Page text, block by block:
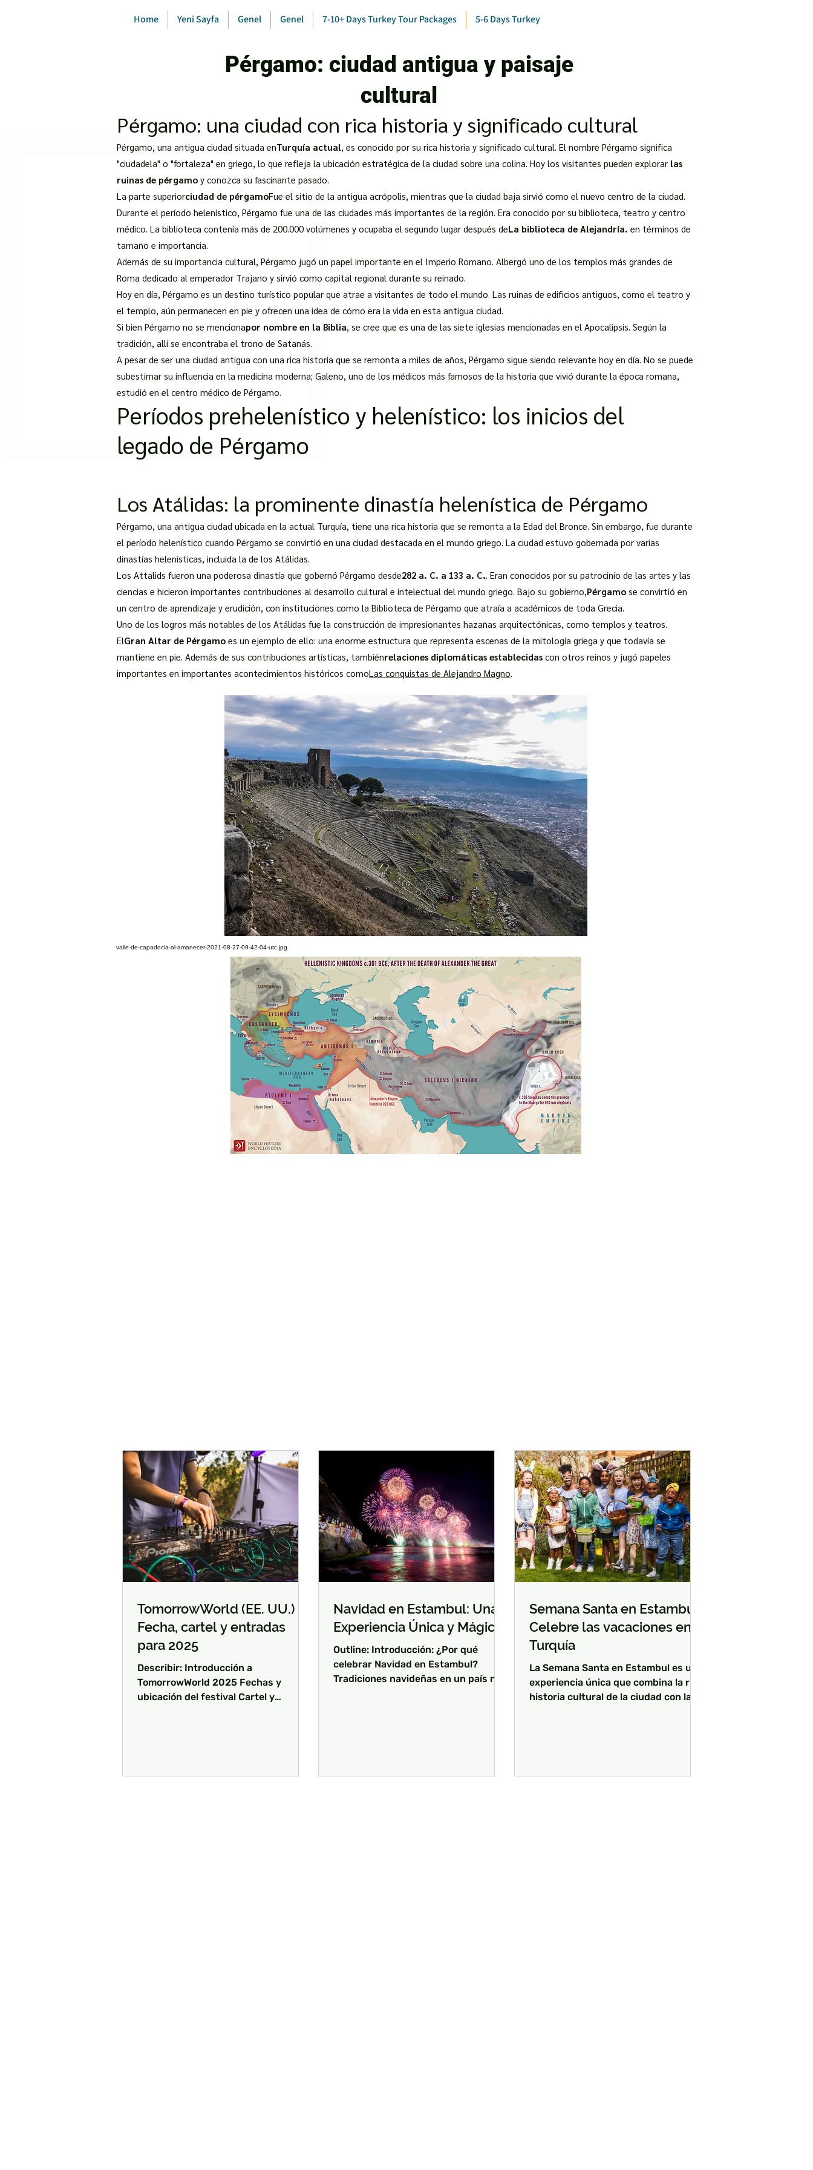
□
Home Yeni Sayfa Genel Genel 7-10+ Days Turkey Tour Packages 5-6 Days Turkey Tour Packages
Pérgamo: ciudad antigua y paisaje
cultural
Pérgamo: una ciudad con rica historia y significado cultural
Pérgamo, una antigua ciudad situada enTurquía actual, es conocido por su rica historia y significado cultural. El nombre Pérgamo significa
"ciudadela" o "fortaleza" en griego, lo que refleja la ubicación estratégica de la ciudad sobre una colina. Hoy los visitantes pueden explorar las
ruinas de pérgamo y conozca su fascinante pasado.
La parte superiorciudad de pérgamoFue el sitio de la antigua acrópolis, mientras que la ciudad baja sirvió como el nuevo centro de la ciudad.
Durante el período helenístico, Pérgamo fue una de las ciudades más importantes de la región. Era conocido por su biblioteca, teatro y centro
médico. La biblioteca contenía más de 200.000 volúmenes y ocupaba el segundo lugar después deLa biblioteca de Alejandría. en términos de
tamaño e importancia.
Además de su importancia cultural, Pérgamo jugó un papel importante en el Imperio Romano. Albergó uno de los templos más grandes de
Roma dedicado al emperador Trajano y sirvió como capital regional durante su reinado.
Hoy en día, Pérgamo es un destino turístico popular que atrae a visitantes de todo el mundo. Las ruinas de edificios antiguos, como el teatro y
el templo, aún permanecen en pie y ofrecen una idea de cómo era la vida en esta antigua ciudad.
Si bien Pérgamo no se mencionapor nombre en la Biblia, se cree que es una de las siete iglesias mencionadas en el Apocalipsis. Según la
tradición, allí se encontraba el trono de Satanás.
A pesar de ser una ciudad antigua con una rica historia que se remonta a miles de años, Pérgamo sigue siendo relevante hoy en día. No se puede
subestimar su influencia en la medicina moderna; Galeno, uno de los médicos más famosos de la historia que vivió durante la época romana,
estudió en el centro médico de Pérgamo.
Períodos prehelenístico y helenístico: los inicios del
legado de Pérgamo
Los Atálidas: la prominente dinastía helenística de Pérgamo
Pérgamo, una antigua ciudad ubicada en la actual Turquía, tiene una rica historia que se remonta a la Edad del Bronce. Sin embargo, fue durante
el período helenístico cuando Pérgamo se convirtió en una ciudad destacada en el mundo griego. La ciudad estuvo gobernada por varias
dinastías helenísticas, incluida la de los Atálidas.
Los Attalids fueron una poderosa dinastía que gobernó Pérgamo desde282 a. C. a 133 a. C.. Eran conocidos por su patrocinio de las artes y las
ciencias e hicieron importantes contribuciones al desarrollo cultural e intelectual del mundo griego. Bajo su gobierno,Pérgamo se convirtió en
un centro de aprendizaje y erudición, con instituciones como la Biblioteca de Pérgamo que atraía a académicos de toda Grecia.
Uno de los logros más notables de los Atálidas fue la construcción de impresionantes hazañas arquitectónicas, como templos y teatros.
ElGran Altar de Pérgamo es un ejemplo de ello: una enorme estructura que representa escenas de la mitología griega y que todavía se
mantiene en pie. Además de sus contribuciones artísticas, tambiénrelaciones diplomáticas establecidas con otros reinos y jugó papeles
importantes en importantes acontecimientos históricos comoLas conquistas de Alejandro Magno.
valle-de-capadocia-al-amanecer-2021-08-27-09-42-04-utc.jpg
TomorrowWorld (EE. UU.) -
Fecha, cartel y entradas
para 2025
Describir: Introducción a
TomorrowWorld 2025 Fechas y
ubicación del festival Cartel y
Navidad en Estambul: Una
Experiencia Única y Mágica
Outline: Introducción: ¿Por qué
celebrar Navidad en Estambul?
Tradiciones navideñas en un país no
Semana Santa en Estambul:
Celebre las vacaciones en
Turquía
La Semana Santa en Estambul es una
experiencia única que combina la rica
historia cultural de la ciudad con las